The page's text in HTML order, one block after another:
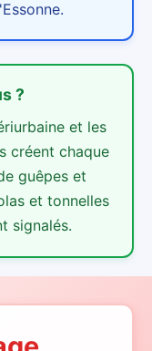
?
et les
créent chaque
guêpes et
et tonnelles
signalés.